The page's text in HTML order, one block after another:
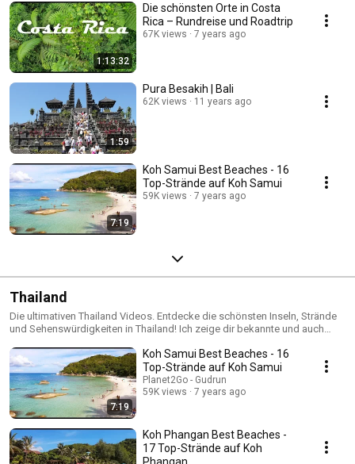
1:13:32
Die schönsten Orte in Costa
Rica – Rundreise und Roadtrip
67K views 7 years ago
1:59
Pura Besakih | Bali
62K views 11 years ago
7:19
Koh Samui Best Beaches - 16
Top-Strände auf Koh Samui
59K views 7 years ago
Thailand
Die ultimativen Thailand Videos. Entdecke die schönsten Inseln, Strände
und Sehenswürdigkeiten in Thailand! Ich zeige dir bekannte und auch
Koh Chang, Koh Jum, Koh Yao Yai und Krabi. Los geht's! #Thailand –
präsentiert von Gudrun Brandenburg Du brauchst Reisetipps für
Thailand? Dann besuche meine Webseiten und hole dir die besten
Reisetipps für Thailand und viele andere tolle Reiseziele in Südostasien
und der Welt! http://www.klick-thailand.de http://www.klick-koh-chang.de
http://www.klick-bali.de http://www.klick-langkawi.de
http://www.planet2go.de/ +++ Empfohlene Beiträge zur
Reisevorbereitung +++ Packliste | Checkliste für Urlaub in warmen
Ländern: http://www.planet2go.de/packliste/ Geld und Wertsachen auf
7:19
Koh Samui Best Beaches - 16
Top-Strände auf Koh Samui
Planet2Go - Gudrun
59K views
7 years ago
Koh Phangan Best Beaches -
17 Top-Strände auf Koh
Phangan